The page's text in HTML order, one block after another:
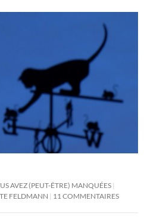
AVEZ (PEUT-ÊTRE) MANQUÉES
FELDMANN 11 COMMENTAIRES